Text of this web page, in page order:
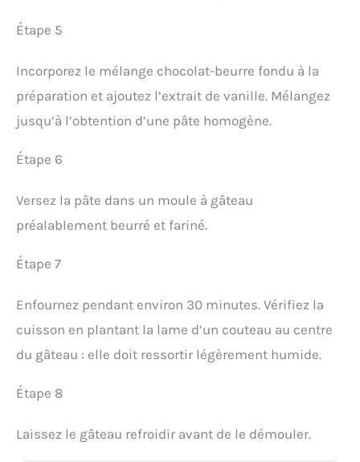
Étape 5
Incorporez le mélange chocolat-beurre fondu à la
préparation et ajoutez l’extrait de vanille. Mélangez
jusqu’à l’obtention d’une pâte homogène.
Étape 6
Versez la pâte dans un moule à gâteau
préalablement beurré et fariné.
Étape 7
Enfournez pendant environ 30 minutes. Vérifiez la
cuisson en plantant la lame d’un couteau au centre
du gâteau : elle doit ressortir légèrement humide.
Étape 8
Laissez le gâteau refroidir avant de le démouler.